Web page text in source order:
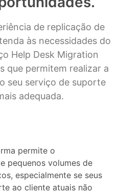
de replicação de
às necessidades do
Help Desk Migration
que permitem realizar a
seu serviço de suporte
adequada.
permite o
pequenos volumes de
especialmente se seus
ao cliente atuais não